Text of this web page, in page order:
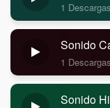
1 Descargas
Sonido
1 Descargas
Sonido